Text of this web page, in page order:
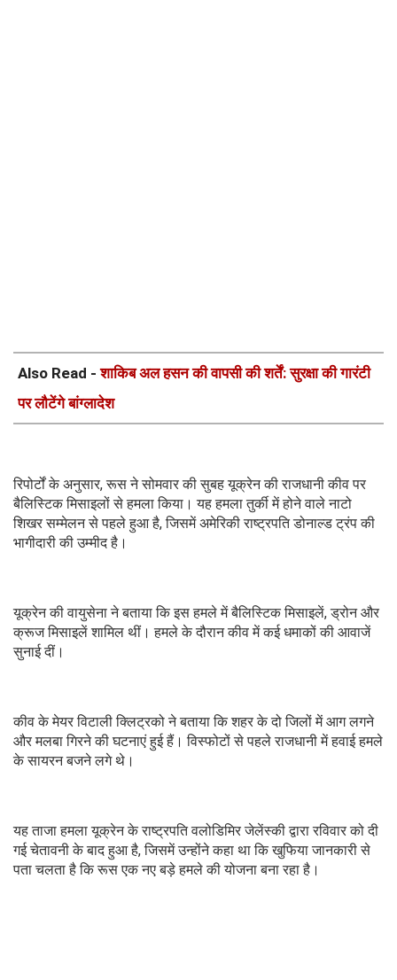
Also Read -शाकिब अल हसन की वापसी की शर्तें: सुरक्षा की गारंटी
पर लौटेंगे बांग्लादेश
रिपोर्टों के अनुसार, रूस ने सोमवार की सुबह यूक्रेन की राजधानी कीव पर
बैलिस्टिक मिसाइलों से हमला किया। यह हमला तुर्की में होने वाले नाटो
शिखर सम्मेलन से पहले हुआ है, जिसमें अमेरिकी राष्ट्रपति डोनाल्ड ट्रंप की
भागीदारी की उम्मीद है।
यूक्रेन की वायुसेना ने बताया कि इस हमले में बैलिस्टिक मिसाइलें, ड्रोन और
क्रूज मिसाइलें शामिल थीं। हमले के दौरान कीव में कई धमाकों की आवाजें
सुनाई दीं।
कीव के मेयर विटाली क्लिट्रको ने बताया कि शहर के दो जिलों में आग लगने
और मलबा गिरने की घटनाएं हुई हैं। विस्फोटों से पहले राजधानी में हवाई हमले
के सायरन बजने लगे थे।
यह ताजा हमला यूक्रेन के राष्ट्रपति वलोडिमिर जेलेंस्की द्वारा रविवार को दी
गई चेतावनी के बाद हुआ है, जिसमें उन्होंने कहा था कि खुफिया जानकारी से
पता चलता है कि रूस एक नए बड़े हमले की योजना बना रहा है।